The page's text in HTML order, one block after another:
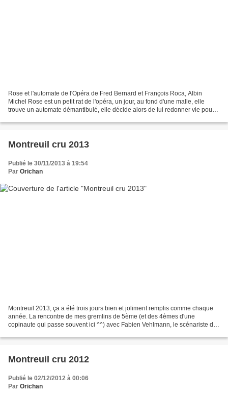
Rose et l'automate de l'Opéra de Fred Bernard et François Roca, Albin
Michel Rose est un petit rat de l'opéra, un jour, au fond d'une malle, elle
trouve un automate démantibulé, elle décide alors de lui redonner vie pour
Montreuil cru 2013
Publié le 30/11/2013 à 19:54
Par Orichan
Montreuil 2013, ça a été trois jours bien et joliment remplis comme chaque
année. La rencontre de mes gremlins de 5ème (et des 4èmes d'une
copinaute qui passe souvent ici ^^) avec Fabien Vehlmann, le scénariste de
Montreuil cru 2012
Publié le 02/12/2012 à 00:06
Par Orichan